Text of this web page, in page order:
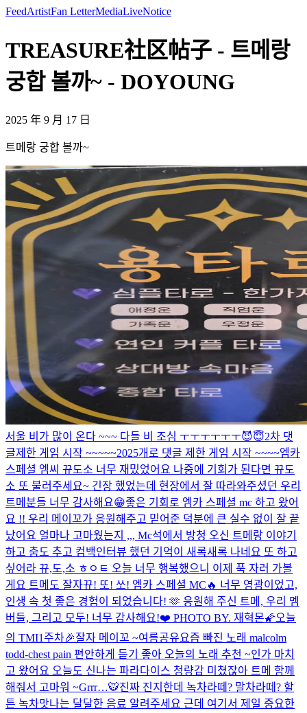
FeedArtistFan LetterMediaLiveNotice
TREASURE社区帖子 - 트메랑
궁합 볼까~ - DOYOUNG
2025 年 9 月 17 日
트메랑 궁합 볼까~
서울 비가 많이 온다 ~~~ 다들 비 조심 ㅜㅜㅜㅜㅜㅜ😈😇2차 댓
글제한 게임 시작 ~~~~~2025개로 댓글 제한 게임 시작 ~~~~엠카
스페셜 엠씨 뀨도소 너무 재밌었어요 나중에 기회가 된다면 뀨도
소 또 불러주세요~ 긴장 했었는데 현장에서 잘 따라와주셨던 우리
트메분들 너무 감사해요😁좋은 기회로 엠카 스페셜 mc 하고 왔어
요 !! 우리 메이꼬가 응원해주고 믿어준 덕분에 큰 실수 없이 잘 끝
났어요 얼마나 고마웠는지 ,,, Mc석에서 방청 오신 트메랑 이야기
하고 춤도 추고 컴백인터뷰 했던 기억이 새록새록 나네요 또 하고
싶어라 뀨,도,소 ㅎㅇㅌ 오늘 너무 행복했으니 이제 푹 자러 가볼
게요 트메도 잘자뀨! 또! 쏘! 엠카 스페셜 MC🔥 너무 영광이었고,
인생 속 첫 좋은 경험이 되었습니다! 🫶 응원해 주신 트메, 우리 멤
버들, 그리고 모두! 너무 감사해요!❤️ PHOTO BY. 재혁몬🌠오늘
의 TMI1주차🎉잘자 메이꼬 ~여름공유요즘 빠진 노래 malcolm
todd-chest pain 편안하게 듣기 좋아 오늘의 노래 추천 ~인가 마치
고 왔어요 오늘도 신나는 파라다이스 청량감 미쳤잖아 트메 함께
해줘서 고마워 ~Grrr…🐯진짜 진지한데 녹차라떼? 말차라떼? 할
튼 녹차맛나는 달달한 음료 알려주세요 근데 여기서 제일 중요한